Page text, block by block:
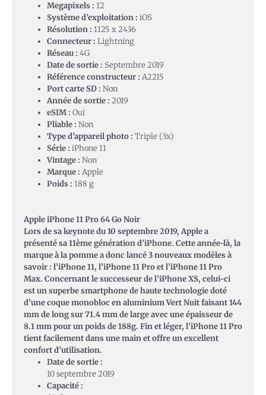
Megapixels : 12
Système d’exploitation : iOS
Résolution : 1125 x 2436
Connecteur : Lightning
Réseau : 4G
Date de sortie : Septembre 2019
Référence constructeur : A2215
Port carte SD : Non
Année de sortie : 2019
eSIM : Oui
Pliable : Non
Type d’appareil photo : Triple (3x)
Série : iPhone 11
Vintage : Non
Marque : Apple
Poids : 188 g
Apple iPhone 11 Pro 64 Go Noir
Lors de sa keynote du 10 septembre 2019, Apple a
présenté sa 11ème génération d’iPhone. Cette année-là, la
marque à la pomme a donc lancé 3 nouveaux modèles à
savoir : l’iPhone 11, l’iPhone 11 Pro et l’iPhone 11 Pro
Max. Concernant le successeur de l’iPhone XS, celui-ci
est un superbe smartphone de haute technologie doté
d’une coque monobloc en aluminium Vert Nuit faisant 144
mm de long sur 71.4 mm de large avec une épaisseur de
8.1 mm pour un poids de 188g. Fin et léger, l’iPhone 11 Pro
tient facilement dans une main et offre un excellent
confort d’utilisation.
Date de sortie :
10 septembre 2019
Capacité :